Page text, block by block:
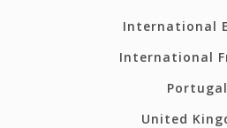
International
International
Portugal
United